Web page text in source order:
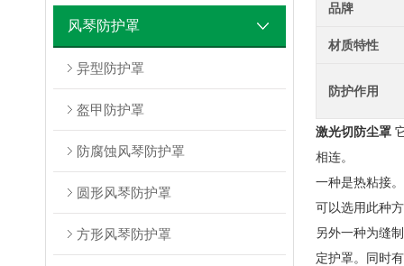
风琴防护罩
异型防护罩
盔甲防护罩
防腐蚀风琴防护罩
圆形风琴防护罩
方形风琴防护罩
品牌
材质特性
防护作用
激光切防尘罩
相连。
一种是热粘接
可以选用此种
另外一种为缝
定护罩。同时